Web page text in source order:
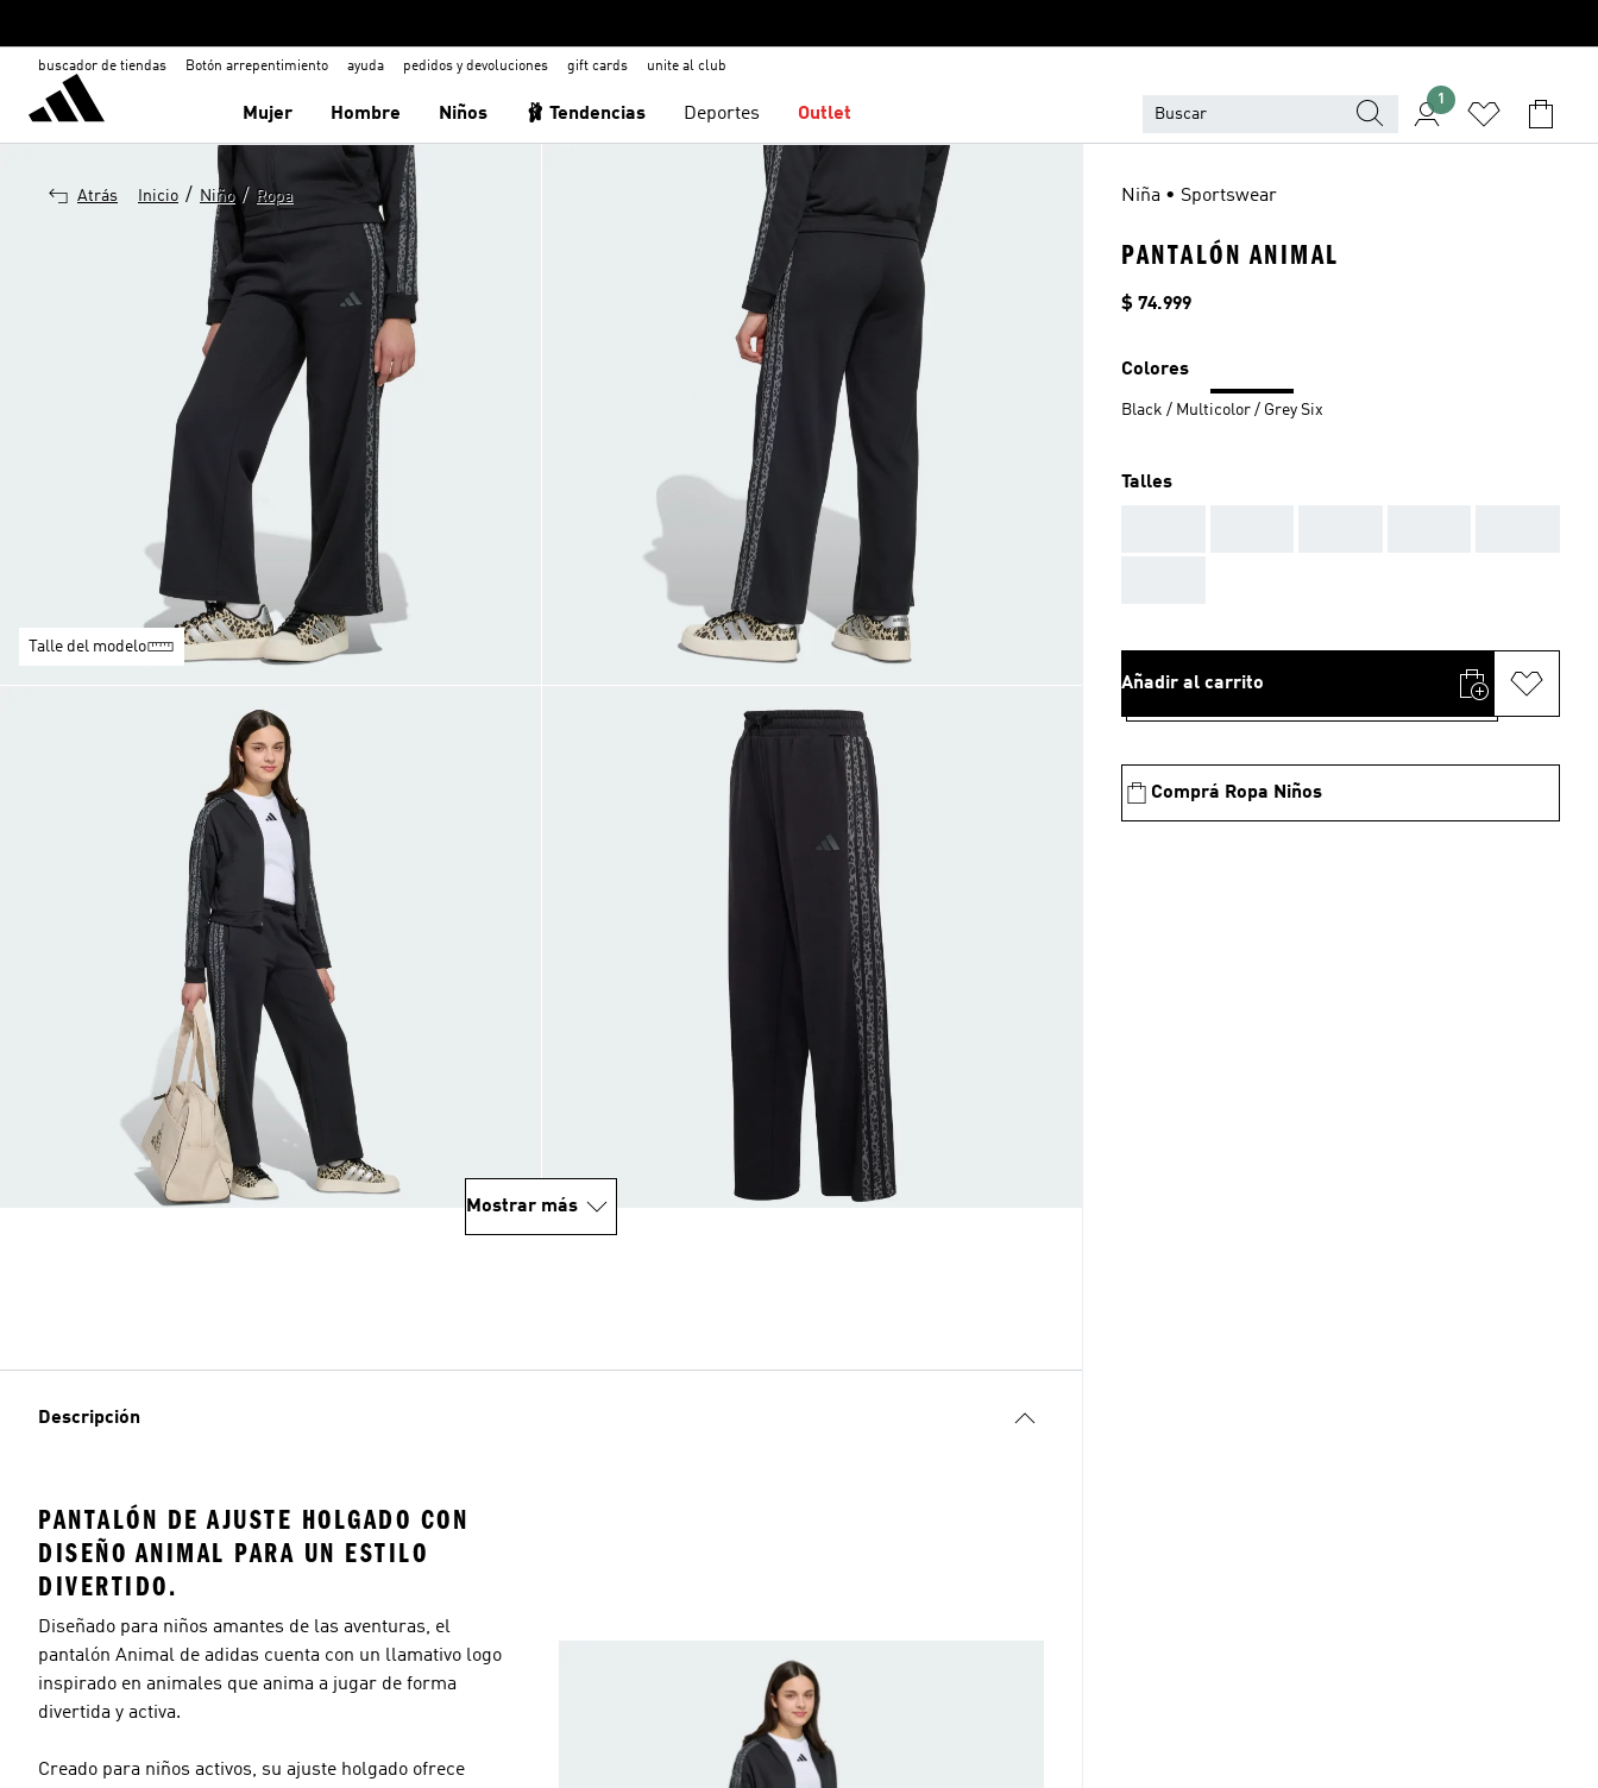
buscador de tiendas Botón arrepentimiento ayuda pedidos y devoluciones gift cards unite al club
Mujer Hombre Niños 🩰 Tendencias Deportes Outlet
1
Atrás Inicio / Niño / Ropa
Talle del modelo
Mostrar más
Descripción
PANTALÓN DE AJUSTE HOLGADO CON
DISEÑO ANIMAL PARA UN ESTILO
DIVERTIDO.
Diseñado para niños amantes de las aventuras, el
pantalón Animal de adidas cuenta con un llamativo logo
inspirado en animales que anima a jugar de forma
divertida y activa.
Creado para niños activos, su ajuste holgado ofrece
Niña • Sportswear
PANTALÓN ANIMAL
Precio
$ 74.999
Colores
Black / Multicolor / Grey Six
Talles
Añadir al carrito
Comprá Ropa Niños